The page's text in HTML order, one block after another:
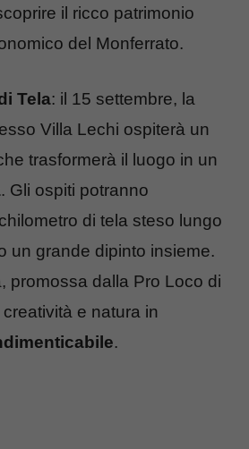
il ricco patrimonio
del Monferrato.
Tela: il 15 settembre, la
Villa Lechi ospiterà un
trasformerà il luogo in un
. Gli ospiti potranno
di tela steso lungo
un grande dipinto insieme.
promossa dalla Pro Loco di
e natura in
.